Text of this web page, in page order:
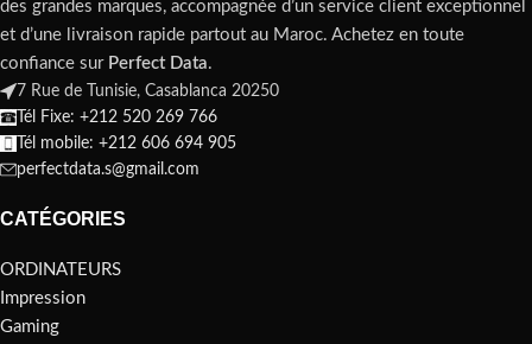
des grandes marques, accompagnée d’un service client exceptionnel
et d’une livraison rapide partout au Maroc. Achetez en toute
confiance sur Perfect Data.
7 Rue de Tunisie, Casablanca 20250
Tél Fixe: +212 520 269 766
Tél mobile: +212 606 694 905
perfectdata.s@gmail.com
CATÉGORIES
ORDINATEURS
Impression
Gaming